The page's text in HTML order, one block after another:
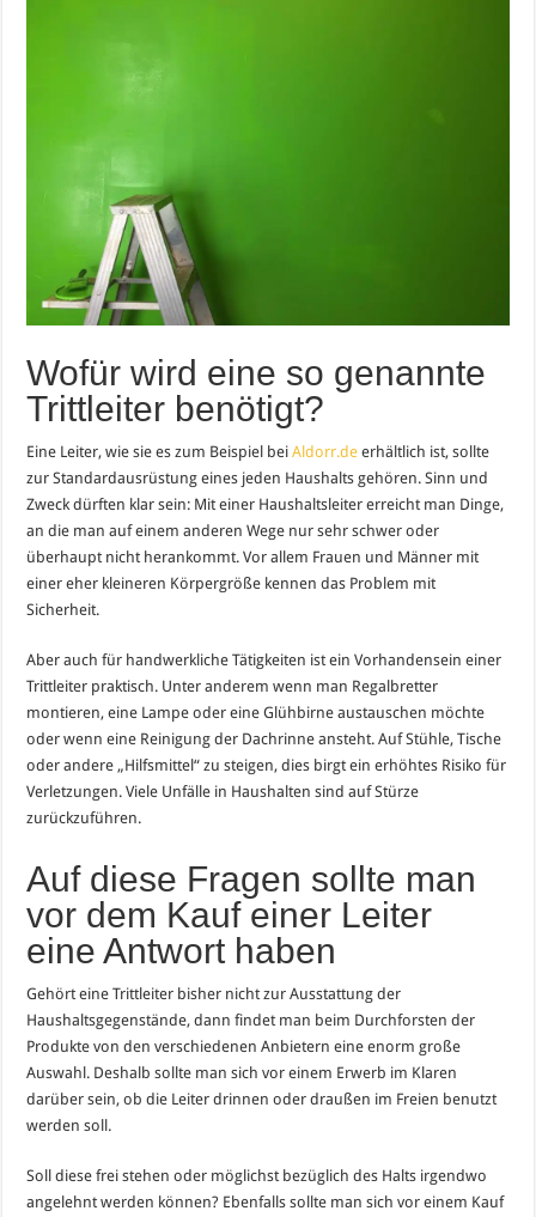
Wofür wird eine so genannte
Trittleiter benötigt?
Eine Leiter, wie sie es zum Beispiel beiAldorr.de erhältlich ist, sollte
zur Standardausrüstung eines jeden Haushalts gehören. Sinn und
Zweck dürften klar sein: Mit einer Haushaltsleiter erreicht man Dinge,
an die man auf einem anderen Wege nur sehr schwer oder
überhaupt nicht herankommt. Vor allem Frauen und Männer mit
einer eher kleineren Körpergröße kennen das Problem mit
Sicherheit.
Aber auch für handwerkliche Tätigkeiten ist ein Vorhandensein einer
Trittleiter praktisch. Unter anderem wenn man Regalbretter
montieren, eine Lampe oder eine Glühbirne austauschen möchte
oder wenn eine Reinigung der Dachrinne ansteht. Auf Stühle, Tische
oder andere „Hilfsmittel“ zu steigen, dies birgt ein erhöhtes Risiko für
Verletzungen. Viele Unfälle in Haushalten sind auf Stürze
zurückzuführen.
Auf diese Fragen sollte man
vor dem Kauf einer Leiter
eine Antwort haben
Gehört eine Trittleiter bisher nicht zur Ausstattung der
Haushaltsgegenstände, dann findet man beim Durchforsten der
Produkte von den verschiedenen Anbietern eine enorm große
Auswahl. Deshalb sollte man sich vor einem Erwerb im Klaren
darüber sein, ob die Leiter drinnen oder draußen im Freien benutzt
werden soll.
Soll diese frei stehen oder möglichst bezüglich des Halts irgendwo
angelehnt werden können? Ebenfalls sollte man sich vor einem Kauf